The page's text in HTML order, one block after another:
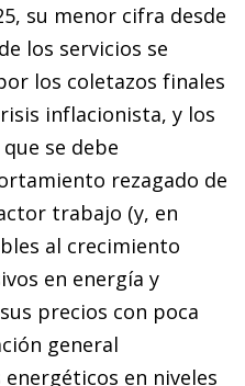
su menor cifra desde
los servicios se
los coletazos finales
inflacionista, y los
se debe
rezagado de
trabajo (y, en
al crecimiento
en energía y
precios con poca
general
en niveles